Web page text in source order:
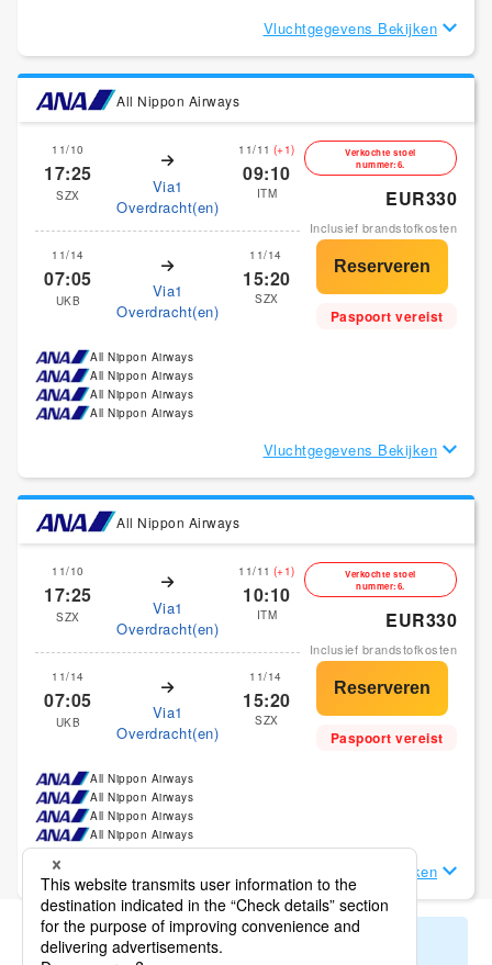
Vluchtgegevens Bekijken
All Nippon Airways
11/10
17:25
SZX
Via1
Overdracht(en)
11/11 (+1)
09:10
ITM
11/14
07:05
UKB
Via1
Overdracht(en)
11/14
15:20
SZX
Verkochte stoel
nummer:6.
EUR330
Inclusief brandstofkosten
Paspoort vereist
All Nippon Airways
All Nippon Airways
All Nippon Airways
All Nippon Airways
Vluchtgegevens Bekijken
All Nippon Airways
11/10
17:25
SZX
Via1
Overdracht(en)
11/11 (+1)
10:10
ITM
11/14
07:05
UKB
Via1
Overdracht(en)
11/14
15:20
SZX
Verkochte stoel
nummer:6.
EUR330
Inclusief brandstofkosten
Paspoort vereist
All Nippon Airways
All Nippon Airways
All Nippon Airways
All Nippon Airways
Vluchtgegevens Bekijken
Laat de resterende zoekresultaten zien